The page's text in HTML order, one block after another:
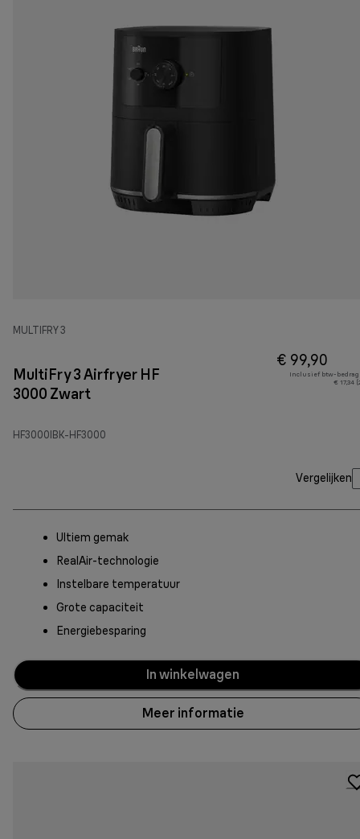
MULTIFRY 3
MultiFry 3 Airfryer HF
3000 Zwart
HF3000IBK-HF3000
€ 99,90
Inclusief btw-bedrag
€ 17,34
Vergelijken
Ultiem gemak
RealAir-technologie
Instelbare temperatuur
Grote capaciteit
Energiebesparing
In winkelwagen
Meer informatie